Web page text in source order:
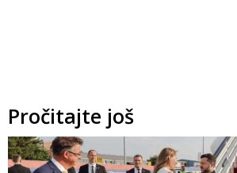
Pročitajte još